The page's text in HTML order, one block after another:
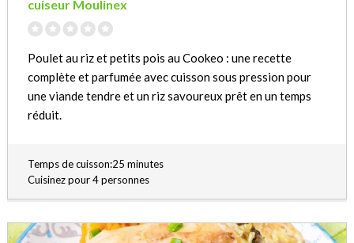
cuiseur Moulinex
Poulet au riz et petits pois au Cookeo : une recette
complète et parfumée avec cuisson sous pression pour
une viande tendre et un riz savoureux prêt en un temps
réduit.
Temps de cuisson:25 minutes
Cuisinez pour 4 personnes